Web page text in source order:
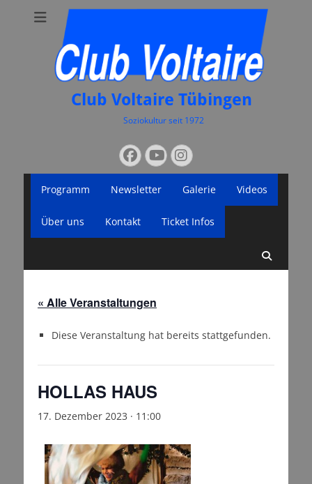
Club Voltaire Tübingen
Soziokultur seit 1972
nach:
Facebook
YouTube
Instagram
Menü
Inhalt
Programm Newsletter Galerie Videos
Über uns Kontakt Ticket Infos
« Alle Veranstaltungen
Diese Veranstaltung hat bereits stattgefunden.
HOLLAS HAUS
17. Dezember 2023 · 11:00